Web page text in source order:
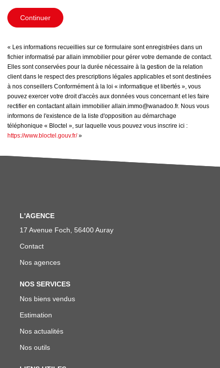
Continuer
« Les informations recueillies sur ce formulaire sont enregistrées dans un
fichier informatisé par allain immobilier pour gérer votre demande de contact.
Elles sont conservées pour la durée nécessaire à la gestion de la relation
client dans le respect des prescriptions légales applicables et sont destinées
à nos conseillers Conformément à la loi « informatique et libertés », vous
pouvez exercer votre droit d'accès aux données vous concernant et les faire
rectifier en contactant allain immobilier allain.immo@wanadoo.fr. Nous vous
informons de l'existence de la liste d'opposition au démarchage
téléphonique « Bloctel », sur laquelle vous pouvez vous inscrire ici :
https://www.bloctel.gouv.fr/»
L'AGENCE
17 Avenue Foch, 56400 Auray
Contact
Nos agences
NOS SERVICES
Nos biens vendus
Estimation
Nos actualités
Nos outils